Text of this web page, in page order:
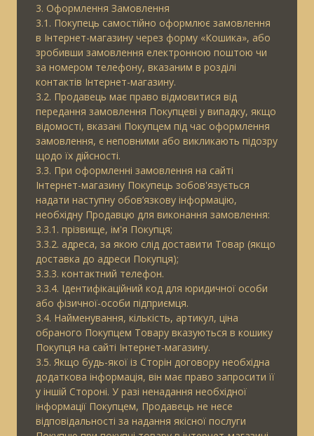
3. Оформлення Замовлення
3.1. Покупець самостійно оформлює замовлення
в Інтернет-магазину через форму «Кошика», або
зробивши замовлення електронною поштою чи
за номером телефону, вказаним в розділі
контактів Інтернет-магазину.
3.2. Продавець має право відмовитися від
передання замовлення Покупцеві у випадку, якщо
відомості, вказані Покупцем під час оформлення
замовлення, є неповними або викликають підозру
щодо їх дійсності.
3.3. При оформленні замовлення на сайті
Інтернет-магазину Покупець зобов'язується
надати наступну обов’язкову інформацію,
необхідну Продавцю для виконання замовлення:
3.3.1. прізвище, ім'я Покупця;
3.3.2. адреса, за якою слід доставити Товар (якщо
доставка до адреси Покупця);
3.3.3. контактний телефон.
3.3.4. Ідентифікаційний код для юридичної особи
або фізичної-особи підприємця.
3.4. Найменування, кількість, артикул, ціна
обраного Покупцем Товару вказуються в кошику
Покупця на сайті Інтернет-магазину.
3.5. Якщо будь-якої із Сторін договору необхідна
додаткова інформація, він має право запросити її
у іншій Стороні. У разі ненадання необхідної
інформації Покупцем, Продавець не несе
відповідальності за надання якісної послуги